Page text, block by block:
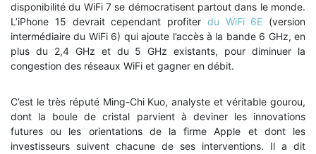
disponibilité du WiFi 7 se démocratisent partout dans le monde.
L’iPhone 15 devrait cependant profiter du WiFi 6E (version
intermédiaire du WiFi 6) qui ajoute l’accès à la bande 6 GHz, en
plus du 2,4 GHz et du 5 GHz existants, pour diminuer la
congestion des réseaux WiFi et gagner en débit.
C’est le très réputé Ming-Chi Kuo, analyste et véritable gourou,
dont la boule de cristal parvient à deviner les innovations
futures ou les orientations de la firme Apple et dont les
investisseurs suivent chacune de ses interventions. Il a dit